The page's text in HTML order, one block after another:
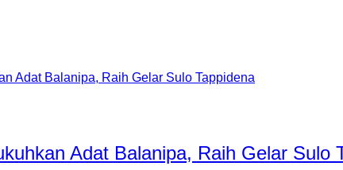
Adat Balanipa, Raih Gelar Sulo